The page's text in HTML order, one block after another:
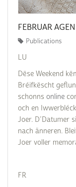
FEBRUAR
Publications
LU
Dëse Weekend
Bréifkëscht
schonns online
och en
Joer. D’Datumer
nach änneren.
Joer voller
FR